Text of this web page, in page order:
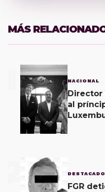
MÁS
NACIONAL
Director
al
DESTACADO
FGR